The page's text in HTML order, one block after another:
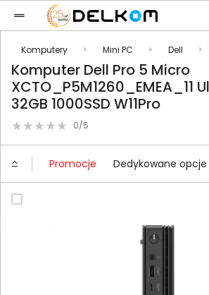
Komputery Mini PC Dell
Komputer Dell Pro 5 Micro
XCTO_P5M1260_EMEA_11
32GB 1000SSD W11Pro
0/5
Promocje Dedykowane opcje